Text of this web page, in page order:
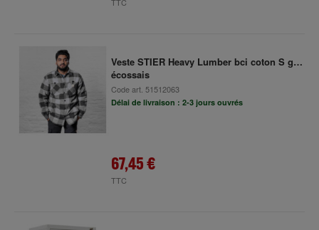
Veste STIER Heavy Lumber bci coton S gris
écossais
Code art. 51512063
Délai de livraison : 2-3 jours ouvrés
67,45 €
TTC